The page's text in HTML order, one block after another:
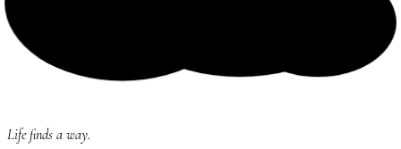
Life finds a way.